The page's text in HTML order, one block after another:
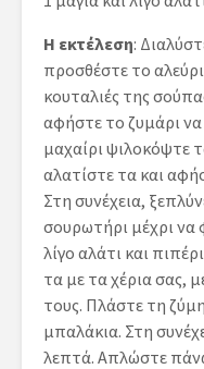
Η εκτέλεση:
προσθέστε το
κουταλιές της
αφήστε το ζυμάρι
μαχαίρι ψιλοκόψτε
αλατίστε τα και
Στη συνέχεια,
σουρωτήρι μέχρι να
λίγο αλάτι και
τα με τα χέρια σας,
τους. Πλάστε τη
μπαλάκια. Στη
λεπτά. Απλώστε